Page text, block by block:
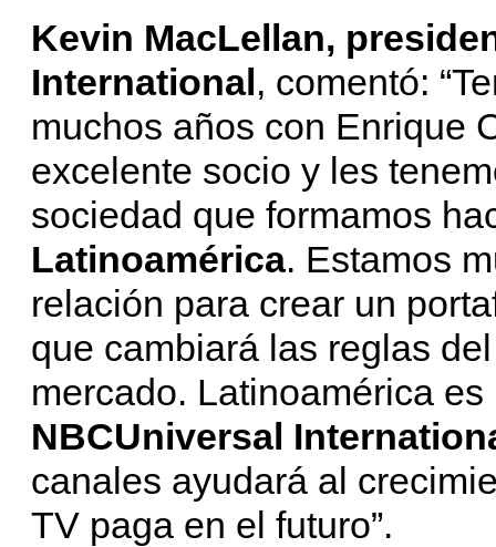
Kevin MacLellan,
International, comentó:
muchos años con Enrique
excelente socio y les
sociedad que formamos
Latinoamérica. Estamos
relación para crear un
que cambiará las reglas
mercado. Latinoamérica
NBCUniversal
canales ayudará al
TV paga en el futuro”.